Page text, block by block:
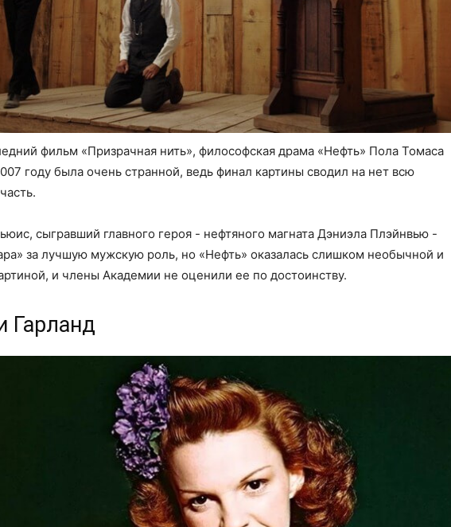
фильм «Призрачная нить», философская драма «Нефть» Пола Томаса
году была очень странной, ведь финал картины сводил на нет всю
сыгравший главного героя - нефтяного магната Дэниэла Плэйнвью -
за лучшую мужскую роль, но «Нефть» оказалась слишком необычной и
и члены Академии не оценили ее по достоинству.
Гарланд